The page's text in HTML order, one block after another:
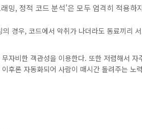
밍, 정적 코드 분석'은 모두 엄격히 적용하
경우, 코드에서 악취가 나더라도 동료끼리
자비한 객관성을 이용한다. 또한 저렴해서
후론 자동화되어 사람이 매시간 돌려주는 노